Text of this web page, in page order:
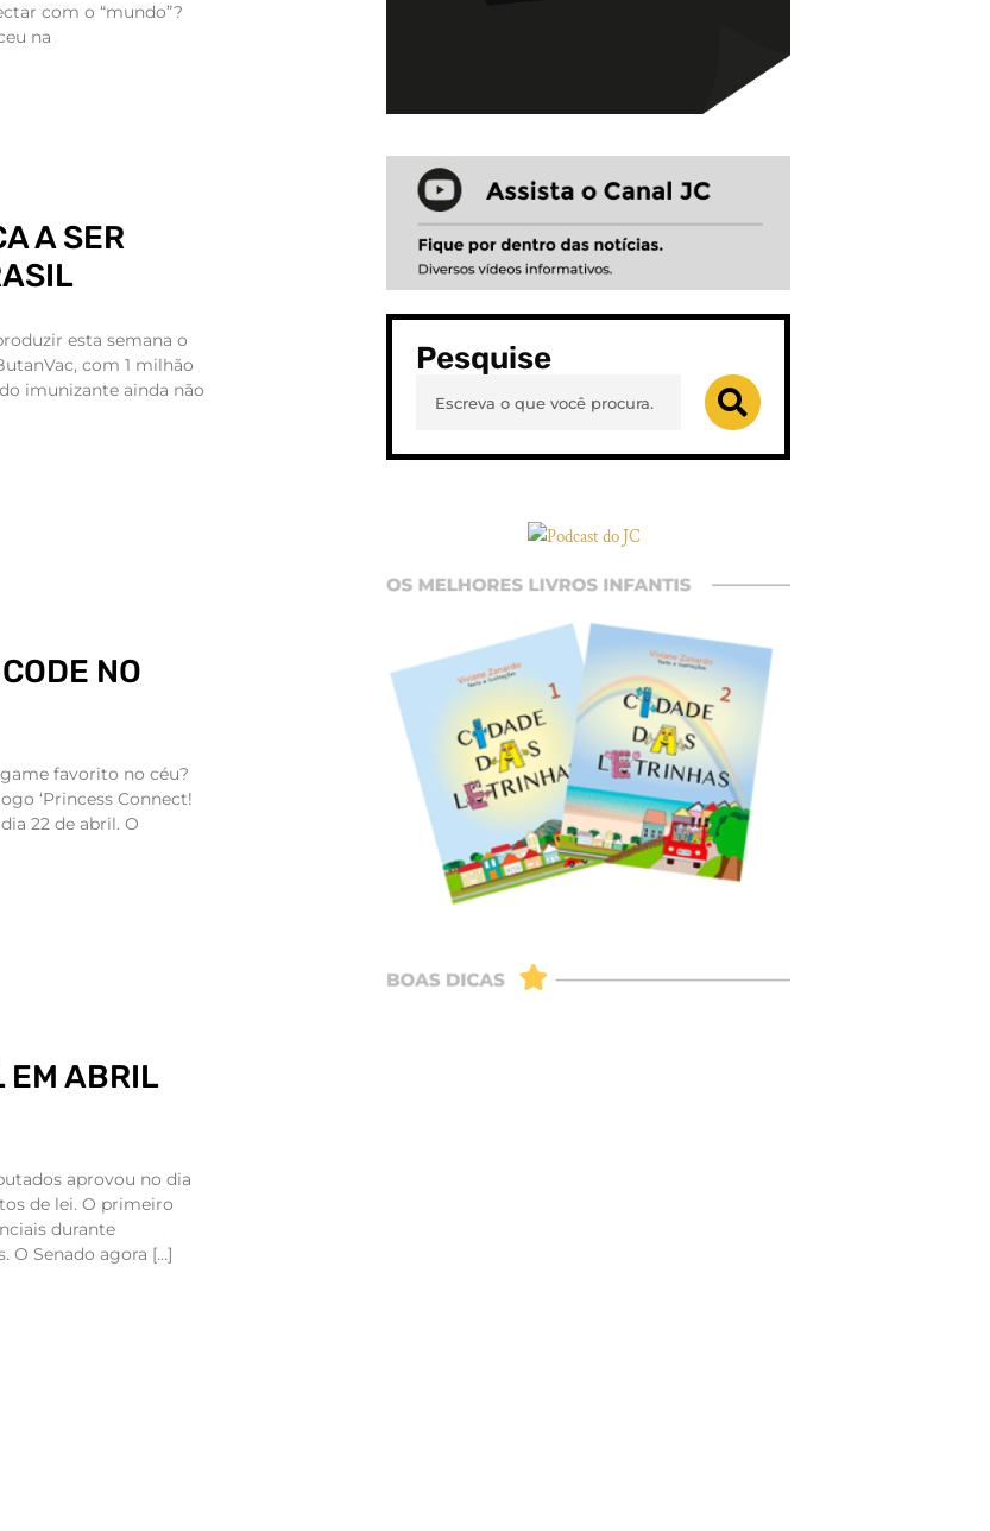
com o “mundo”?
na
A SER
esta semana o
com 1 milhão
imunizante ainda não
NO
favorito no céu?
‘Princess Connect!
22 de abril. O
EM ABRIL
aprovou no dia
de lei. O primeiro
durante
O Senado agora […]
Pesquise